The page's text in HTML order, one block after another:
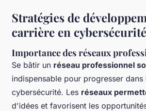
Stratégies de
carrière en cybersécurité
Importance des réseaux
Se bâtir un réseau professionnel
indispensable pour progresser dans
cybersécurité. Les réseaux
d'idées et favorisent les